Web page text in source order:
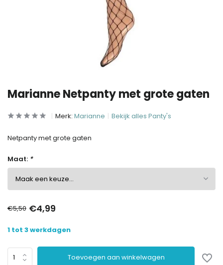
Marianne Netpanty met grote gaten
Merk: Marianne Bekijk alles Panty's
Netpanty met grote gaten
Maat: *
€5,50 €4,99
1 tot 3 werkdagen
Toevoegen aan winkelwagen